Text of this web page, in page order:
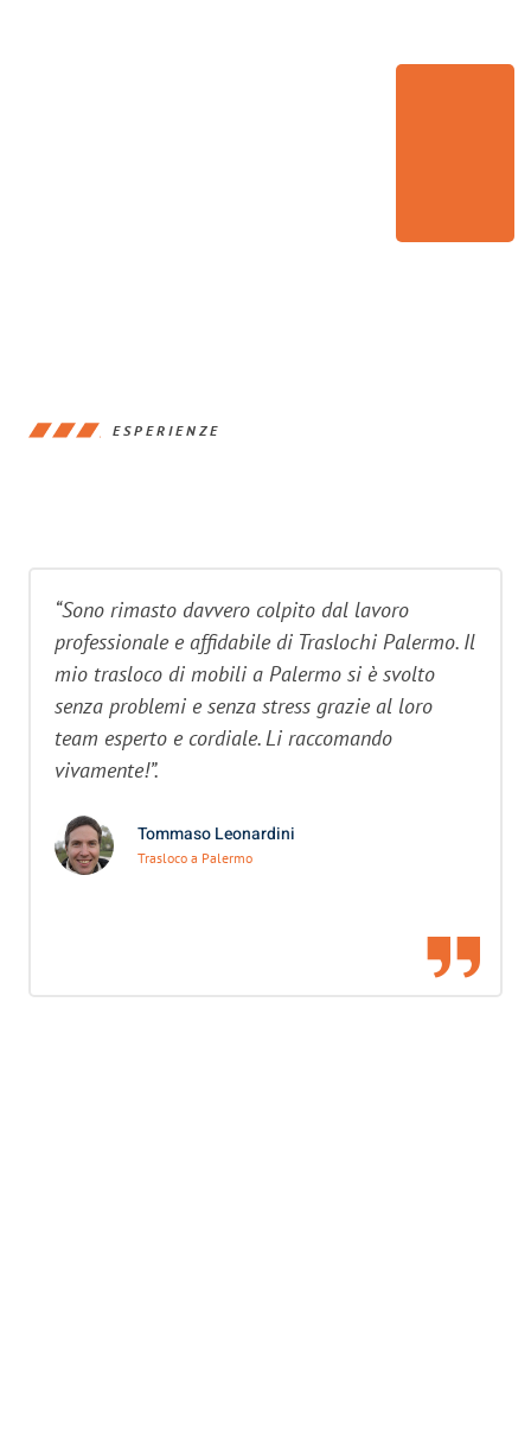
ESPERIENZE
“Sono rimasto davvero colpito dal lavoro
professionale e affidabile di Traslochi Palermo. Il
mio trasloco di mobili a Palermo si è svolto
senza problemi e senza stress grazie al loro
team esperto e cordiale. Li raccomando
vivamente!”.
Tommaso Leonardini
Trasloco a Palermo